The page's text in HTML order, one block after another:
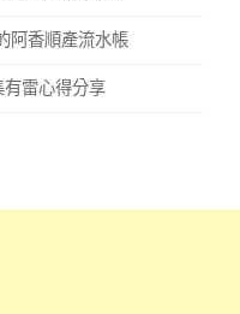
阿香順產流水帳
雷心得分享